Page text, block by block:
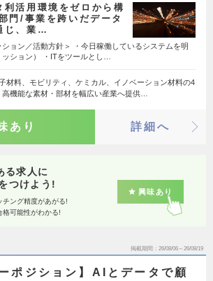
利活用環境をゼロから構
門/事業を跨いだデータ
じ、業…
ション／活動方針＞ ・今日稼働しているシステムを明
ション） ・ITをツールとし…
材料、モビリティ、ケミカル、イノベーション材料の4
機能な素材・部材を幅広い産業へ提供…
あり 詳細へ
る求人に
つけよう!
チング精度があがる!
格可能性がわかる!
興味あり
掲載期間 26/08/06～26/08/19
ポジション】AIとデータで顧